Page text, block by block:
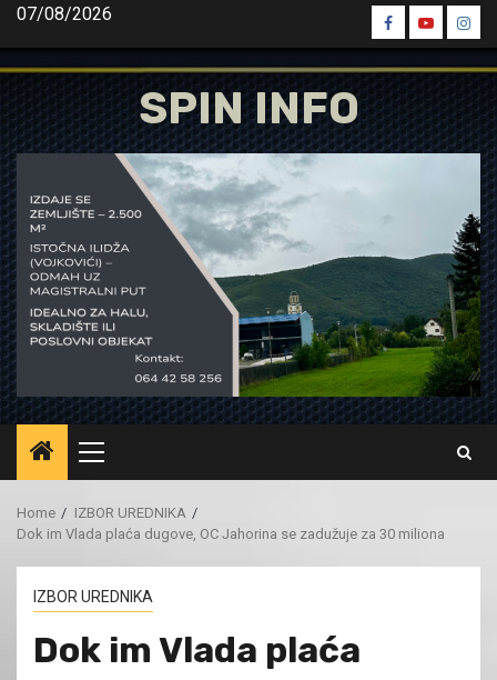
Skip
content
07/08/2026
Spin
Facebook
Spin
Youtube
Spin
SPIN INFO
Primary
Menu
Home
IZBOR UREDNIKA
Dok im Vlada plaća dugove, OC Jahorina se zadužuje za 30 miliona
IZBOR UREDNIKA
Dok im Vlada plaća